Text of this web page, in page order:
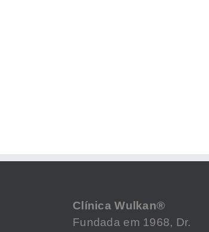
Clínica Wulkan®
Fundada em 1968, Dr.